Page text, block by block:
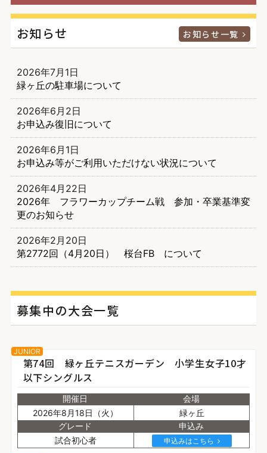
お知らせ お知らせ一覧
2026年7月1日
緑ヶ丘の駐車場について
2026年6月2日
お申込み復旧について
2026年6月1日
お申込み等がご利用いただけない状況について
2026年4月22日
2026年 フラワーカップチーム戦 参加・卒業基準変
更のお知らせ
2026年2月20日
第2772回（4月20日） 桜台FB について
募集中の大会一覧
第74回 緑ヶ丘テニスガーデン 小学生女子10才
以下シングルス
開催日
2026年8月18日（火）
会場
緑ヶ丘
グレード
試合初心者
申込み
申込みはこちら
JUNIOR